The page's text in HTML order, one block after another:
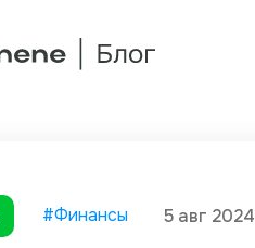
#Финансы 5 авг 2024